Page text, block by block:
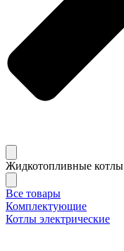
Жидкотопливные котлы
Все товары
Комплектующие
Котлы электрические